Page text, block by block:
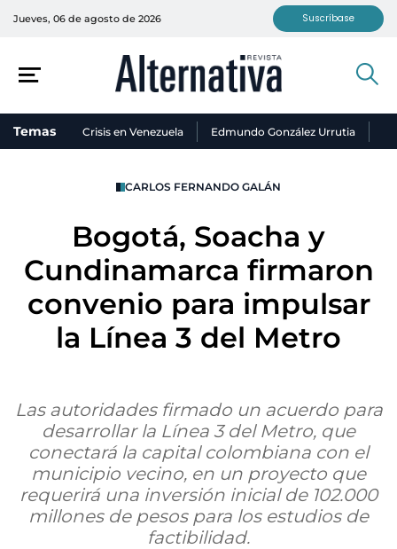
Jueves, 06 de agosto de 2026 Suscríbase
Temas Crisis en Venezuela Edmundo González Urrutia
CARLOS FERNANDO GALÁN
Bogotá, Soacha y
Cundinamarca firmaron
convenio para impulsar
la Línea 3 del Metro
Las autoridades firmado un acuerdo para
desarrollar la Línea 3 del Metro, que
conectará la capital colombiana con el
municipio vecino, en un proyecto que
requerirá una inversión inicial de 102.000
millones de pesos para los estudios de
factibilidad.